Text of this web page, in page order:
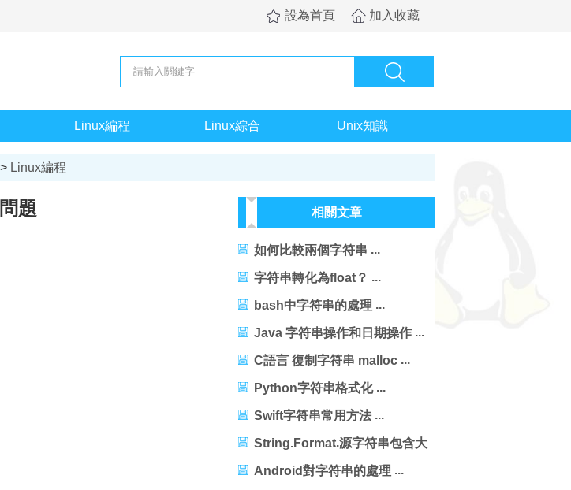
設為首頁 加入收藏
Linux編程 Linux綜合 Unix知識
Linux編程
題 相關文章
如何比較兩個字符串
字符串轉化為float？
bash中字符串的處理
Java 字符串操作和日期操作
C語言 復制字符串 malloc
Python字符串格式化
Swift字符串常用方法
String.Format 源字符串包含大
括號的小問題
Android對字符串的處理